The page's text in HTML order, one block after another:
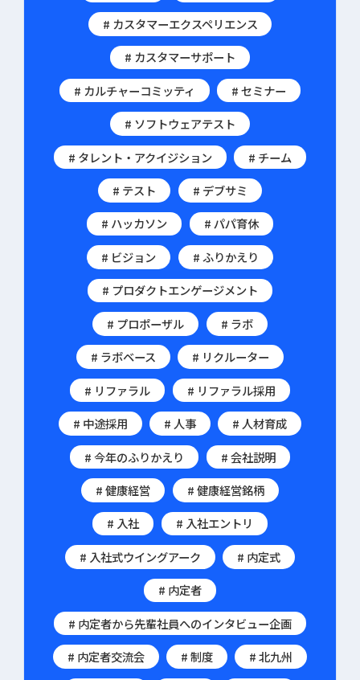
# カスタマーエクスペリエンス
# カスタマーサポート
# カルチャーコミッティ
# セミナー
# ソフトウェアテスト
# タレント・アクイジション
# チーム
# テスト
# デブサミ
# ハッカソン
# パパ育休
# ビジョン
# ふりかえり
# プロダクトエンゲージメント
# プロポーザル
# ラボ
# ラボベース
# リクルーター
# リファラル
# リファラル採用
# 中途採用
# 人事
# 人材育成
# 今年のふりかえり
# 会社説明
# 健康経営
# 健康経営銘柄
# 入社
# 入社エントリ
# 入社式ウイングアーク
# 内定式
# 内定者
# 内定者から先輩社員へのインタビュー企画
# 内定者交流会
# 制度
# 北九州